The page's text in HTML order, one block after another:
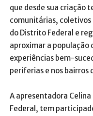
que desde sua criação
comunitárias,
do Distrito Federal e
aproximar a população
experiências bem-
periferias e nos bairros
A apresentadora
Federal, tem